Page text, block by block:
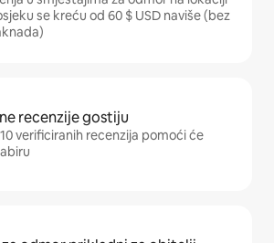
se kreću od 60 $ USD naviše (bez
recenzije gostiju
verificiranih recenzija pomoći će